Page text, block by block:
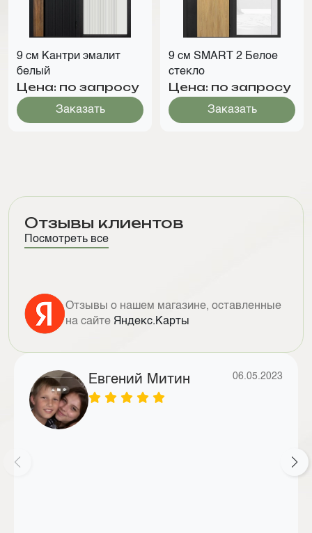
9 см Кантри эмалит
белый
Цена: по запросу
Заказать
9 см SMART 2 Белое
стекло
Цена: по запросу
Заказать
Отзывы клиентов
Посмотреть все
Отзывы о нашем магазине, оставленные
на сайте Яндекс.Карты
Евгений Митин 06.05.2023